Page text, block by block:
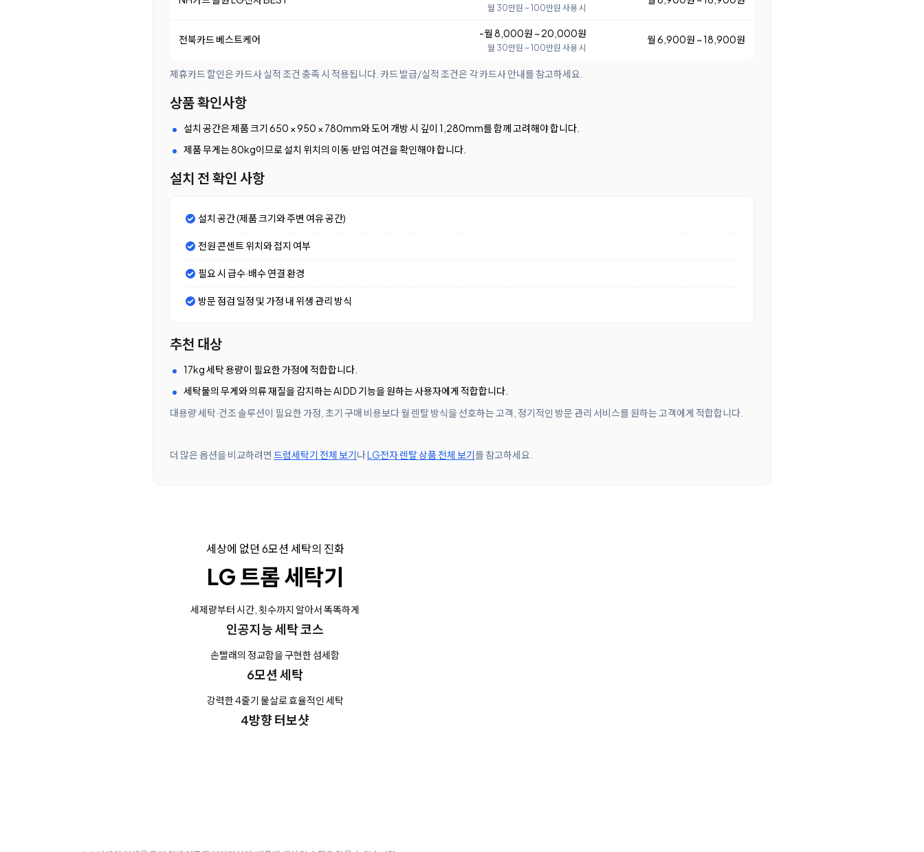
월 30만원 ~ 100만원 사용 시
전북카드 베스트케어 -월 8,000원 ~ 20,000원
월 30만원 ~ 100만원 사용 시
월 6,900원 ~ 18,900원
제휴카드 할인은 카드사 실적 조건 충족 시 적용됩니다. 카드 발급/실적 조건은 각 카드사 안내를 참고하세요.
상품 확인사항
설치 공간은 제품 크기 650 × 950 × 780mm와 도어 개방 시 깊이 1,280mm를 함께 고려해야 합니다.
제품 무게는 80kg이므로 설치 위치의 이동·반입 여건을 확인해야 합니다.
설치 전 확인 사항
설치 공간 (제품 크기와 주변 여유 공간)
전원 콘센트 위치와 접지 여부
필요 시 급수·배수 연결 환경
방문 점검 일정 및 가정 내 위생 관리 방식
추천 대상
17kg 세탁 용량이 필요한 가정에 적합합니다.
세탁물의 무게와 의류 재질을 감지하는 AI DD 기능을 원하는 사용자에게 적합합니다.
대용량 세탁·건조 솔루션이 필요한 가정, 초기 구매 비용보다 월 렌탈 방식을 선호하는 고객, 정기적인 방문 관리 서비스를 원하는 고객에게 적합합니다.
더 많은 옵션을 비교하려면 드럼세탁기 전체 보기나LG전자 렌탈 상품 전체 보기를 참고하세요.
세상에 없던 6모션 세탁의 진화
LG 트롬 세탁기
세제량부터 시간, 횟수까지 알아서 똑똑하게
인공지능 세탁 코스
손빨래의 정교함을 구현한 섬세함
6모션 세탁
강력한 4줄기 물살로 효율적인 세탁
4방향 터보샷